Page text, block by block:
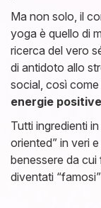
Ma non solo, il
yoga è quello di
ricerca del vero
di antidoto allo
social, così
energie positive
Tutti ingredienti
oriented” in veri
benessere da cui
diventati